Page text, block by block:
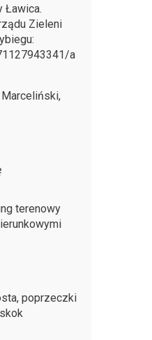
Ławica.
Zieleni
a
terenowy
poprzeczki